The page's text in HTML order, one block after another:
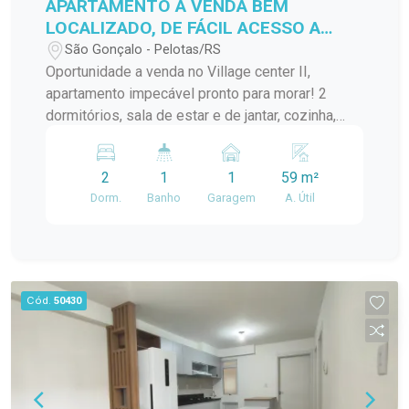
APARTAMENTO A VENDA BEM
LOCALIZADO, DE FÁCIL ACESSO A
VÁRIOS PONTOS DA CIDADE!
São Gonçalo - Pelotas/RS
Oportunidade a venda no Village center II,
apartamento impecável pronto para morar! 2
dormitórios, sala de estar e de jantar, cozinha,
quem busca praticidade no dia a dia!
2
Dorm.
1
Banho
1
Garagem
59 m²
A. Útil
Cód. 50430